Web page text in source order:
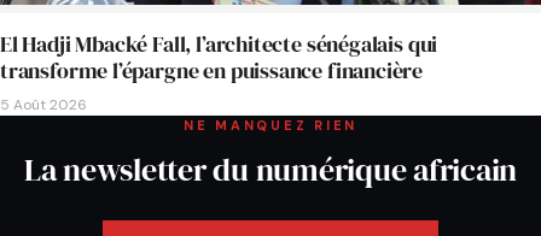
El Hadji Mbacké Fall, l’architecte sénégalais qui
transforme l’épargne en puissance financière
5 Août 2026
NE MANQUEZ RIEN
La newsletter du numérique africain